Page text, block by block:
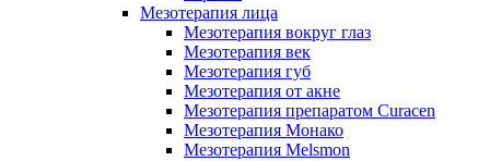
Мезотерапия лица
Мезотерапия вокруг глаз
Мезотерапия век
Мезотерапия губ
Мезотерапия от акне
Мезотерапия препаратом Curacen
Мезотерапия Монако
Мезотерапия Melsmon